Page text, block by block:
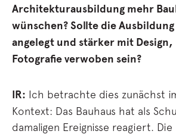
Architekturausbildung mehr
wünschen? Sollte die
angelegt und stärker mit
Fotografie verwoben sein?
IR: Ich betrachte dies zunächst
Kontext: Das Bauhaus hat als
damaligen Ereignisse reagiert.